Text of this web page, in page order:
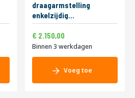
draagarmstelling
enkelzijdig
2500x4000x1000mm
(hxbxd) 4 niveaus
275/arm
Speciale
prijs
2.150,00
Binnen 3 werkdagen
Voeg toe